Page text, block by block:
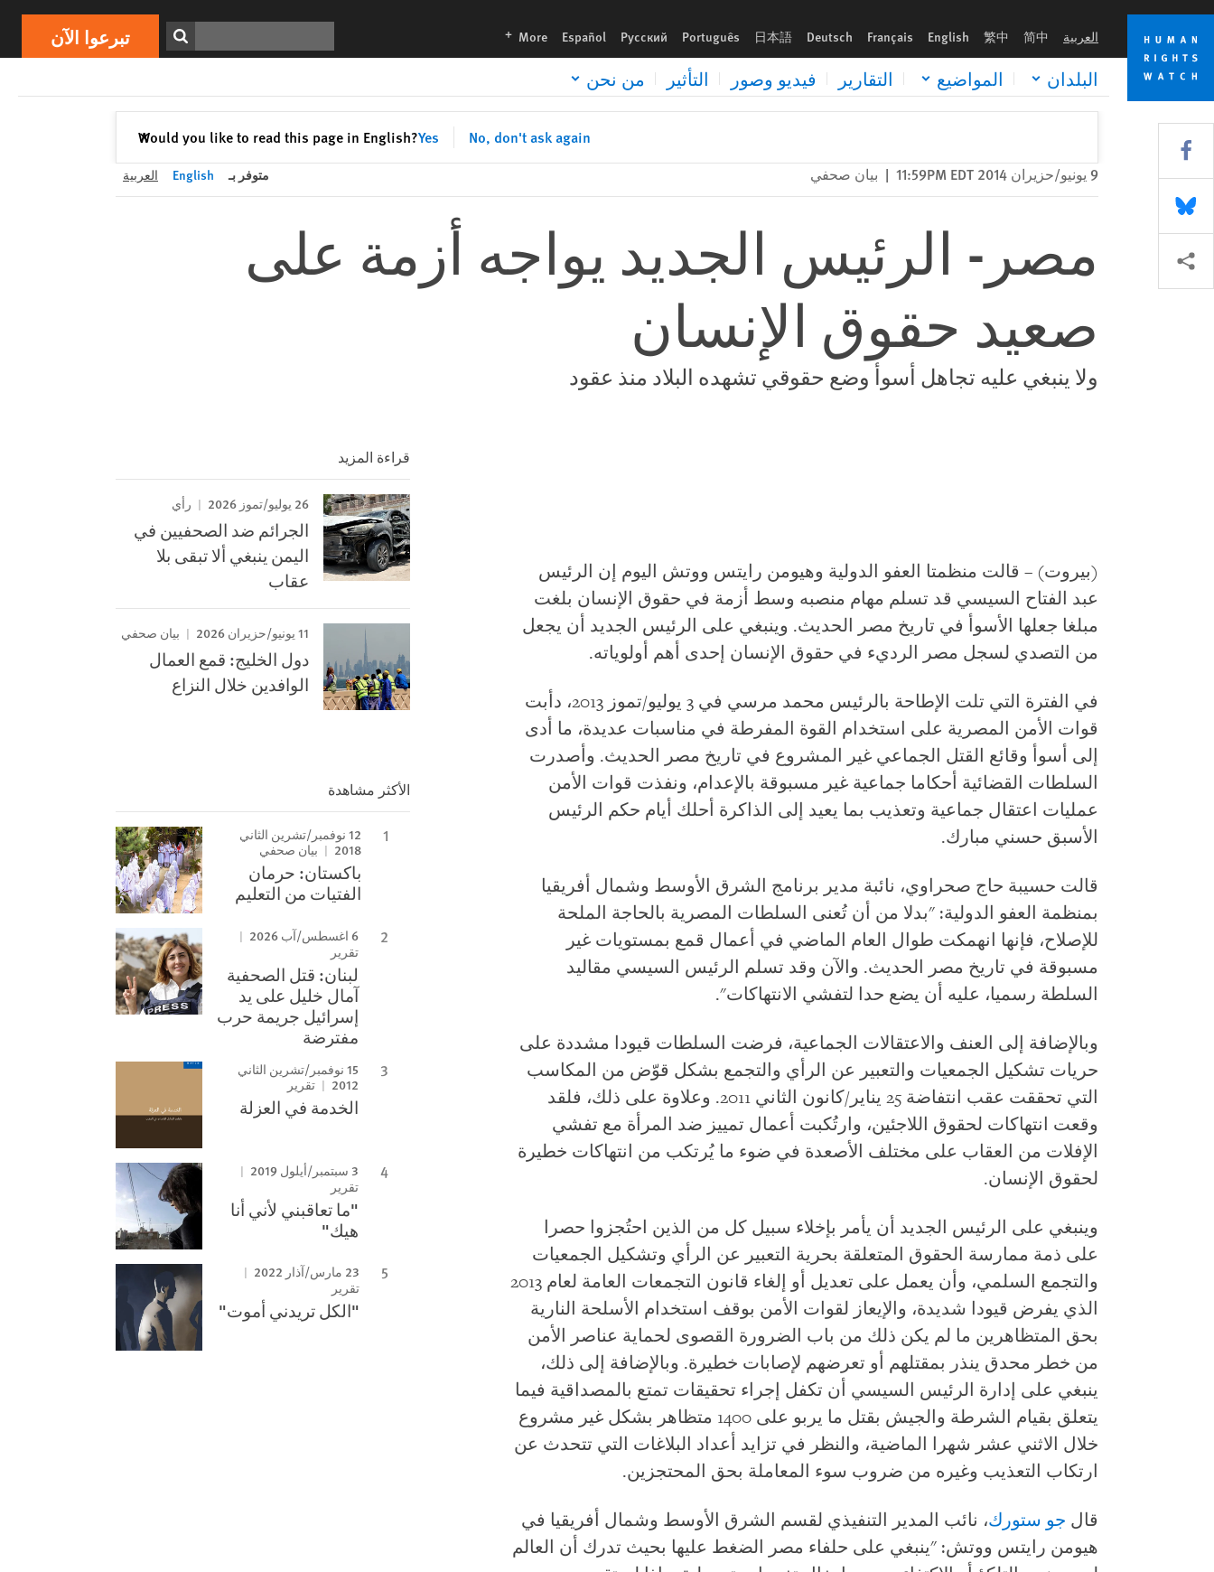
Skip
cookie
privacy
notice
Skip
main
content
العربية 简中
繁中
English
Français
Deutsch
日本語
Português
Русский
Español
More
languages تبرعوا الآن
البلدان المواضيع التقارير فيديو وصور التأثير من نحن
Would you like to read this page in English?Yes No, don't ask again
✕إغلاق
Print تبرعوا الآن
9 يونيو/حزيران 2014 11:59PM EDT | بيان صحفي متوفر بـ English العربية
مصر- الرئيس الجديد يواجه أزمة على
صعيد حقوق الإنسان
ولا ينبغي عليه تجاهل أسوأ وضع حقوقي تشهده البلاد منذ عقود
(بيروت) – قالت منظمتا العفو الدولية وهيومن رايتس ووتش اليوم إن الرئيس
عبد الفتاح السيسي قد تسلم مهام منصبه وسط أزمة في حقوق الإنسان بلغت
مبلغا جعلها الأسوأ في تاريخ مصر الحديث. وينبغي على الرئيس الجديد أن يجعل
من التصدي لسجل مصر الرديء في حقوق الإنسان إحدى أهم أولوياته.
في الفترة التي تلت الإطاحة بالرئيس محمد مرسي في 3 يوليو/تموز 2013، دأبت
قوات الأمن المصرية على استخدام القوة المفرطة في مناسبات عديدة، ما أدى
إلى أسوأ وقائع القتل الجماعي غير المشروع في تاريخ مصر الحديث. وأصدرت
السلطات القضائية أحكاما جماعية غير مسبوقة بالإعدام، ونفذت قوات الأمن
عمليات اعتقال جماعية وتعذيب بما يعيد إلى الذاكرة أحلك أيام حكم الرئيس
الأسبق حسني مبارك.
قالت حسيبة حاج صحراوي، نائبة مدير برنامج الشرق الأوسط وشمال أفريقيا
بمنظمة العفو الدولية: "بدلا من أن تُعنى السلطات المصرية بالحاجة الملحة
للإصلاح، فإنها انهمكت طوال العام الماضي في أعمال قمع بمستويات غير
مسبوقة في تاريخ مصر الحديث. والآن وقد تسلم الرئيس السيسي مقاليد
السلطة رسميا، عليه أن يضع حدا لتفشي الانتهاكات".
وبالإضافة إلى العنف والاعتقالات الجماعية، فرضت السلطات قيودا مشددة على
حريات تشكيل الجمعيات والتعبير عن الرأي والتجمع بشكل قوّض من المكاسب
التي تحققت عقب انتفاضة 25 يناير/كانون الثاني 2011. وعلاوة على ذلك، فلقد
وقعت انتهاكات لحقوق اللاجئين، وارتُكبت أعمال تمييز ضد المرأة مع تفشي
الإفلات من العقاب على مختلف الأصعدة في ضوء ما يُرتكب من انتهاكات خطيرة
لحقوق الإنسان.
وينبغي على الرئيس الجديد أن يأمر بإخلاء سبيل كل من الذين احتُجزوا حصرا
على ذمة ممارسة الحقوق المتعلقة بحرية التعبير عن الرأي وتشكيل الجمعيات
والتجمع السلمي، وأن يعمل على تعديل أو إلغاء قانون التجمعات العامة لعام 2013
الذي يفرض قيودا شديدة، والإيعاز لقوات الأمن بوقف استخدام الأسلحة النارية
بحق المتظاهرين ما لم يكن ذلك من باب الضرورة القصوى لحماية عناصر الأمن
من خطر محدق ينذر بمقتلهم أو تعرضهم لإصابات خطيرة. وبالإضافة إلى ذلك،
ينبغي على إدارة الرئيس السيسي أن تكفل إجراء تحقيقات تمتع بالمصداقية فيما
يتعلق بقيام الشرطة والجيش بقتل ما يربو على 1400 متظاهر بشكل غير مشروع
خلال الاثني عشر شهرا الماضية، والنظر في تزايد أعداد البلاغات التي تتحدث عن
ارتكاب التعذيب وغيره من ضروب سوء المعاملة بحق المحتجزين.
قال جو ستورك، نائب المدير التنفيذي لقسم الشرق الأوسط وشمال أفريقيا في
هيومن رايتس ووتش: "ينبغي على حلفاء مصر الضغط عليها بحيث تدرك أن العالم
قراءة المزيد
26 يوليو/تموز 2026 رأي
الجرائم ضد الصحفيين في
اليمن ينبغي ألا تبقى بلا
عقاب
11 يونيو/حزيران 2026 بيان صحفي
دول الخليج: قمع العمال
الوافدين خلال النزاع
الأكثر مشاهدة
12 نوفمبر/تشرين الثاني
2018
بيان صحفي
باكستان: حرمان
الفتيات من التعليم
6 اغسطس/آب 2026
تقرير
لبنان: قتل الصحفية
آمال خليل على يد
إسرائيل جريمة حرب
مفترضة
15 نوفمبر/تشرين الثاني
2012
تقرير
الخدمة في العزلة
3 سبتمبر/أيلول 2019
تقرير
"ما تعاقبني لأني أنا
هيك"
23 مارس/آذار 2022
تقرير
"الكل تريدني أموت"
Share this via Facebook
Share this via Bluesky
Share this via مشاركة